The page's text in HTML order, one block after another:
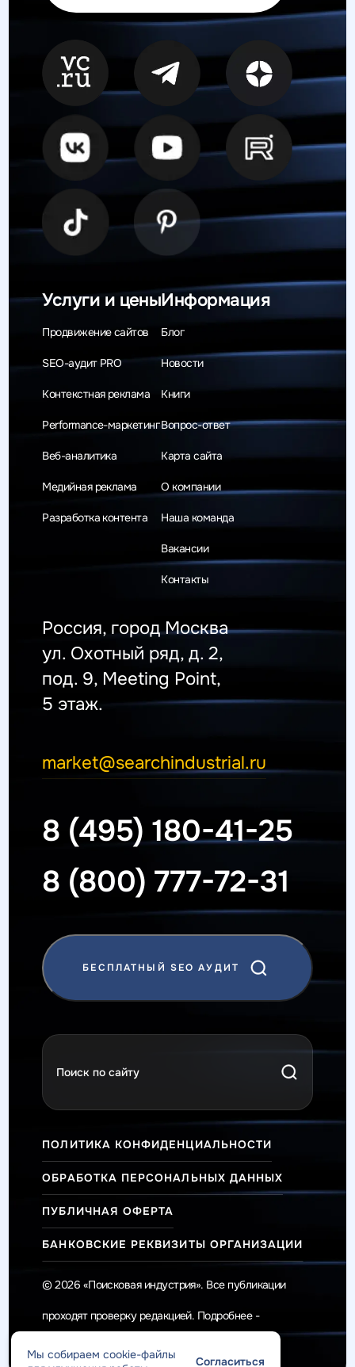
Услуги и цены
Продвижение сайтов
SEO-аудит PRO
Контекстная реклама
Performance-маркетинг
Веб-аналитика
Медийная реклама
Разработка контента
Информация
Блог
Новости
Книги
Вопрос-ответ
Карта сайта
О компании
Наша команда
Вакансии
Контакты
Россия, город Москва
ул. Охотный ряд, д. 2,
под. 9, Meeting Point,
5 этаж.
market@searchindustrial.ru
8 (495) 180-41-25
8 (800) 777-72-31
БЕСПЛАТНЫЙ SEO АУДИТ
ПОЛИТИКА КОНФИДЕНЦИАЛЬНОСТИ
ОБРАБОТКА ПЕРСОНАЛЬНЫХ ДАННЫХ
ПУБЛИЧНАЯ ОФЕРТА
БАНКОВСКИЕ РЕКВИЗИТЫ ОРГАНИЗАЦИИ
© 2026 «Поисковая индустрия». Все публикации
проходят проверку редакцией. Подробнее -
Редакционная политика
Мы собираем cookie-файлы
Согласиться